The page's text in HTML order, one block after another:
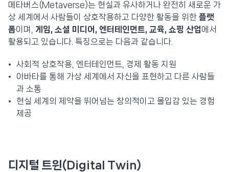
메타버스(Metaverse)는 현실과 유사하거나 완전히 새로운 가
상 세계에서 사람들이 상호작용하고 다양한 활동을 위한 플랫
폼이며, 게임, 소셜 미디어, 엔터테인먼트, 교육, 쇼핑 산업에서
활용되고 있습니다. 특징으로는 다음과 같습니다.
사회적 상호작용, 엔터테인먼트, 경제 활동 지원
아바타를 통해 가상 세계에서 자신을 표현하고 다른 사람들
과 소통
현실 세계의 제약을 뛰어넘는 창의적이고 몰입감 있는 경험
제공
디지털 트윈(Digital Twin)